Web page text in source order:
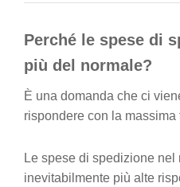
a
Perché le spese di
più del normale?
È una domanda che ci
rispondere con la massima
Le spese di spedizione nel
inevitabilmente più alte